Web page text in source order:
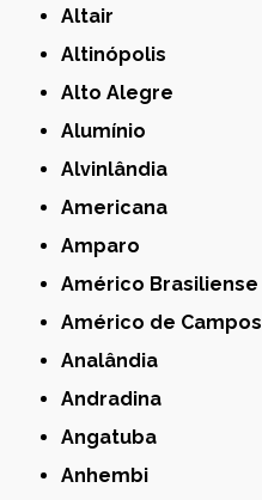
Altair
Altinópolis
Alto Alegre
Alumínio
Alvinlândia
Americana
Amparo
Américo Brasiliense
Américo de Campos
Analândia
Andradina
Angatuba
Anhembi